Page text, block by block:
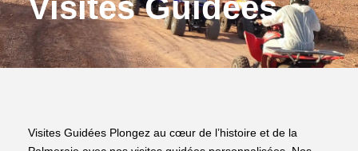
Visites Guidées
Visites Guidées Plongez au cœur de l’histoire et de la